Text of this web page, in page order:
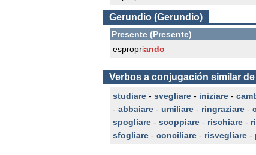
Gerundio (Gerundio)
Presente (Presente)
espropriando
Verbos a conjugación similar
studiare - svegliare - iniziare -
- abbaiare - umiliare - ringraziare -
spogliare - scoppiare - rischiare -
sfogliare - conciliare - risvegliare -